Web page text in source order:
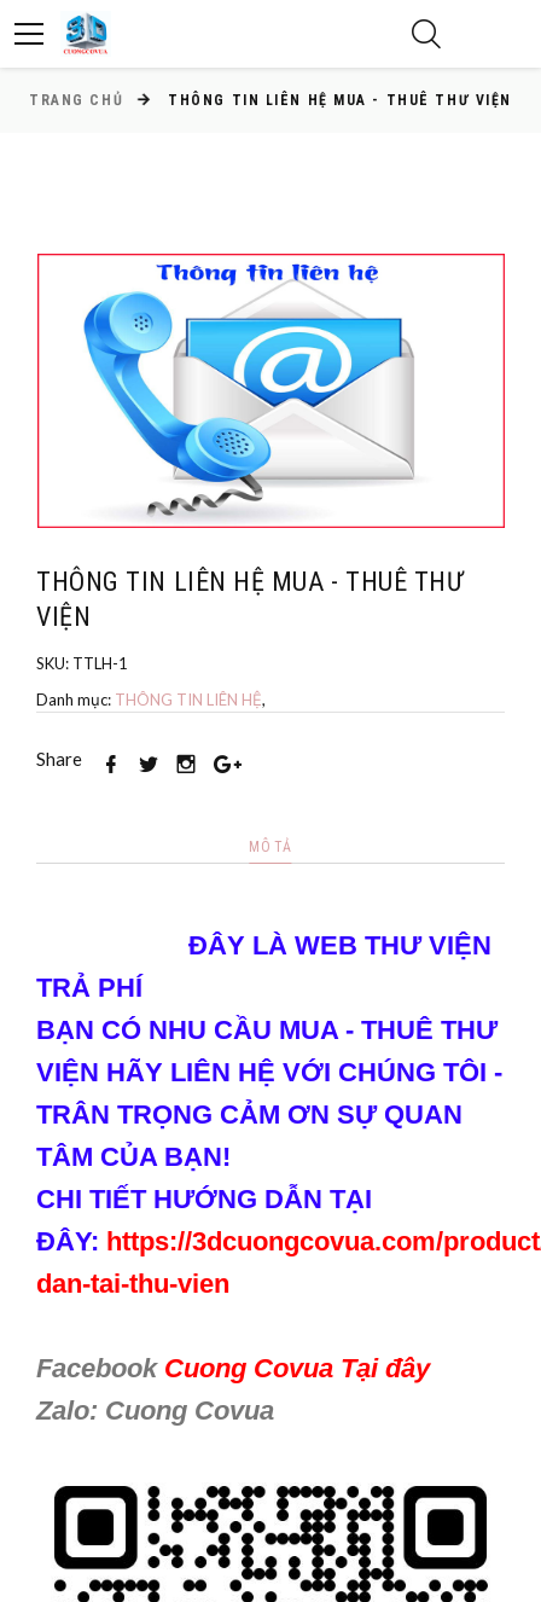
TRANG CHỦ THÔNG TIN LIÊN HỆ MUA - THUÊ THƯ VIỆN
THÔNG TIN LIÊN HỆ MUA - THUÊ THƯ
VIỆN
SKU: TTLH-1
Danh mục: THÔNG TIN LIÊN HỆ,
Share
MÔ TẢ
ĐÂY LÀ WEB THƯ VIỆN
TRẢ PHÍ
BẠN CÓ NHU CẦU MUA - THUÊ THƯ
VIỆN HÃY LIÊN HỆ VỚI CHÚNG TÔI -
TRÂN TRỌNG CẢM ƠN SỰ QUAN
TÂM CỦA BẠN!
CHI TIẾT HƯỚNG DẪN TẠI
ĐÂY: https://3dcuongcovua.com/
dan-tai-thu-vien
Facebook Cuong Covua Tại đây
Zalo: Cuong Covua